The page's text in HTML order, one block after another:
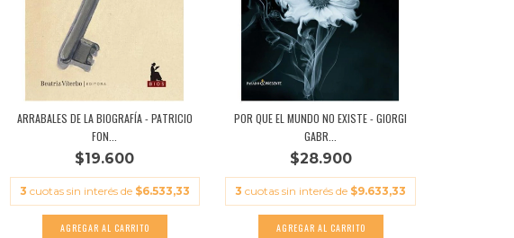
ARRABALES DE LA BIOGRAFÍA - PATRICIO
FON...
$19.600
3 cuotas sin interés de $6.533,33
POR QUE EL MUNDO NO EXISTE - GIORGI
GABR...
$28.900
3 cuotas sin interés de $9.633,33